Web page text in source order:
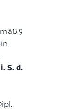
§
S. d.